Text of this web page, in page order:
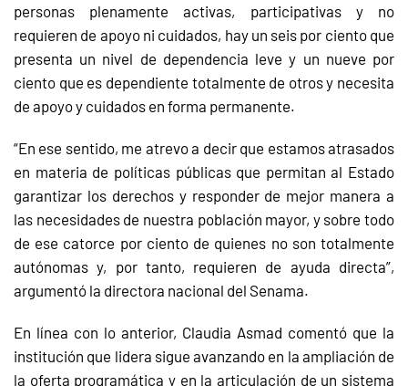
personas plenamente activas, participativas y no
requieren de apoyo ni cuidados, hay un seis por ciento que
presenta un nivel de dependencia leve y un nueve por
ciento que es dependiente totalmente de otros y necesita
de apoyo y cuidados en forma permanente.
“En ese sentido, me atrevo a decir que estamos atrasados
en materia de políticas públicas que permitan al Estado
garantizar los derechos y responder de mejor manera a
las necesidades de nuestra población mayor, y sobre todo
de ese catorce por ciento de quienes no son totalmente
autónomas y, por tanto, requieren de ayuda directa”,
argumentó la directora nacional del Senama.
En línea con lo anterior, Claudia Asmad comentó que la
institución que lidera sigue avanzando en la ampliación de
la oferta programática y en la articulación de un sistema